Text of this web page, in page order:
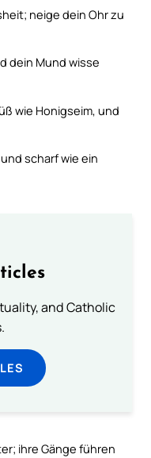
neige dein Ohr zu
dein Mund wisse
wie Honigseim, und
scharf wie ein
and Catholic
ihre Gänge führen